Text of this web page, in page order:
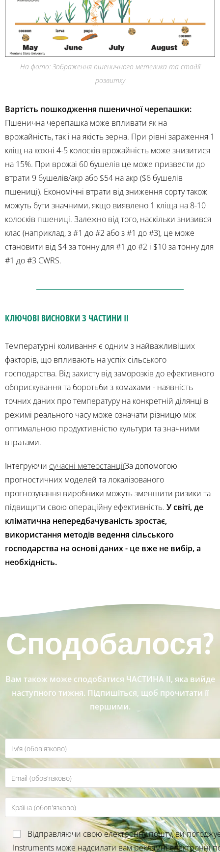
На фото: Зображення пшеничного метелика та стадії
розвитку
Вартість пошкодження пшеничної черепашки:
Пшенична черепашка може впливати як на
врожайність, так і на якість зерна. При рівні зараження 1
кліщ на кожні 4-5 колосків врожайність може знизитися
на 15%. При врожаї 60 бушелів це може призвести до
втрати 9 бушелів/акр або $54 на акр ($6 бушелів
пшениці). Економічні втрати від зниження сорту також
можуть бути значними, якщо виявлено 1 кліща на 8-10
колосків пшениці. Залежно від того, наскільки знизився
клас (наприклад, з #1 до #2 або з #1 до #3), це може
становити від $4 за тонну для #1 до #2 і $10 за тонну для
#1 до #3 CWRS.
КЛЮЧОВІ ВИСНОВКИ З ЧАСТИНИ II
Температурні коливання є одним з найважливіших
факторів, що впливають на успіх сільського
господарства. Від захисту від заморозків до ефективного
обприскування та боротьби з комахами - наявність
точних даних про температуру на конкретній ділянці в
режимі реального часу може означати різницю між
оптимальною продуктивністю культури та значними
втратами.
Інтегруючи сучасні метеостанціїЗа допомогою
прогностичних моделей та локалізованого
прогнозування виробники можуть зменшити ризики та
підвищити свою операційну ефективність. У світі, де
кліматична непередбачуваність зростає,
використання методів ведення сільського
господарства на основі даних - це вже не вибір, а
необхідність.
Сподобалося?
Вам також може сподобатися ЧАСТИНА ІІ, яка вийде
наступного тижня. Підпишіться, щоб прочитати її
першими.
Відправляючи свою електронну пошту, ви
Instruments може надсилати вам рекламні електронні